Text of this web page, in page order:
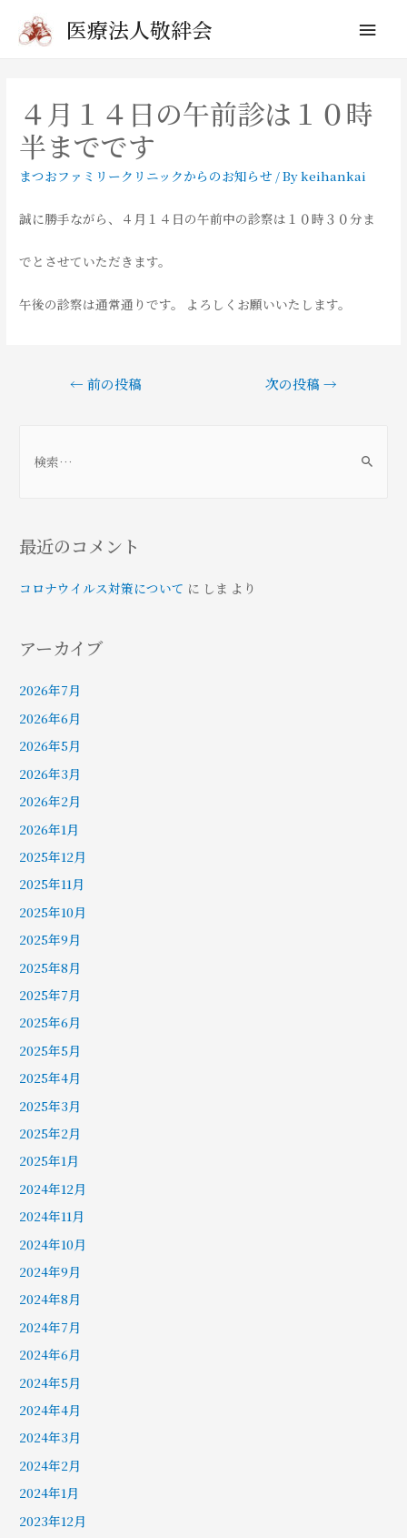
医療法人敬絆会
メ
ン
ニ
ュ
４月１４日の午前診は１０時
半までです
まつおファミリークリニックからのお知らせ / Bykeihankai
誠に勝手ながら、４月１４日の午前中の診察は１０時３０分ま
でとさせていただきます。
午後の診察は通常通りです。 よろしくお願いいたします。
ゲ
ョ
ン
← 前の投稿 次の投稿→
最近のコメント
コロナウイルス対策について に しま より
アーカイブ
2026年7月
2026年6月
2026年5月
2026年3月
2026年2月
2026年1月
2025年12月
2025年11月
2025年10月
2025年9月
2025年8月
2025年7月
2025年6月
2025年5月
2025年4月
2025年3月
2025年2月
2025年1月
2024年12月
2024年11月
2024年10月
2024年9月
2024年8月
2024年7月
2024年6月
2024年5月
2024年4月
2024年3月
2024年2月
2024年1月
2023年12月